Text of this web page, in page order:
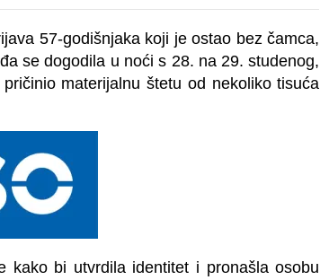
57-godišnjaka koji je ostao bez čamca,
se dogodila u noći s 28. na 29. studenog,
materijalnu štetu od nekoliko tisuća
kako bi utvrdila identitet i pronašla osobu